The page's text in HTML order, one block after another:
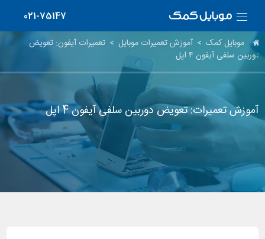
021-75147
موبایل کمک > آموزش تعمیرات موبایل > تعمیرات آیفون: تعویض
دوربین سلفی آیفون ۴ اپل
آموزش تعمیرات: تعویض دوربین سلفی آیفون 4 اپل